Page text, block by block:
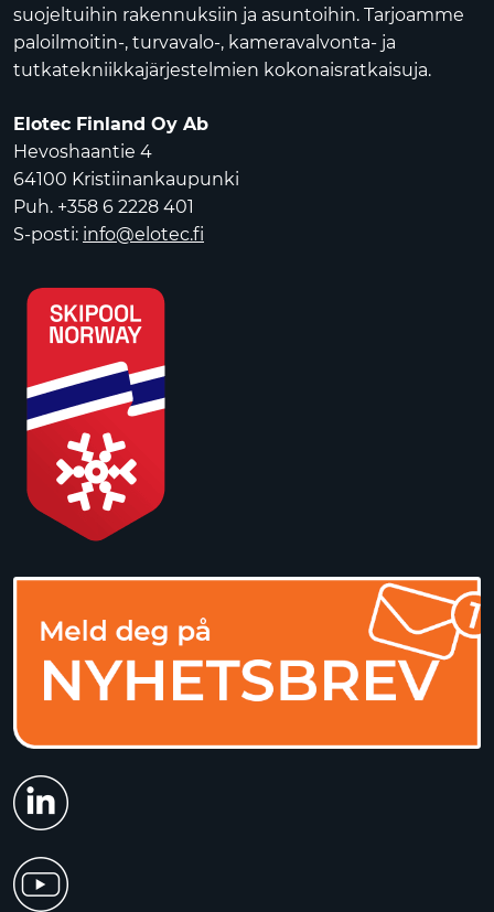
suojeltuihin rakennuksiin ja asuntoihin. Tarjoamme
paloilmoitin-, turvavalo-, kameravalvonta- ja
tutkatekniikkajärjestelmien kokonaisratkaisuja.
Elotec Finland Oy Ab
Hevoshaantie 4
64100 Kristiinankaupunki
Puh. +358 6 2228 401
S-posti: info@elotec.fi